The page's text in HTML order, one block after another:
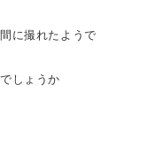
に撮れたようで
しょうか